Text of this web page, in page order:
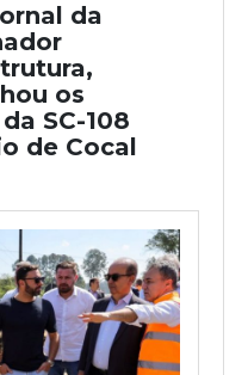
da
os
SC-108
de Cocal